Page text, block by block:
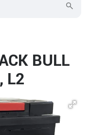
BULL
L2